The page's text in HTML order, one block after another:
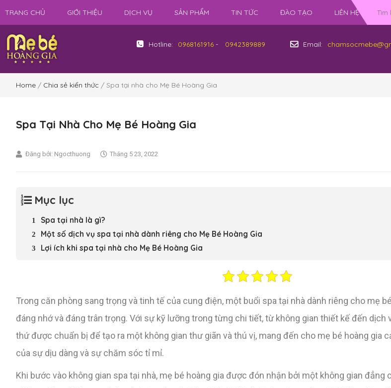
TRANG CHỦ GIỚI THIỆU DỊCH VỤ SẢN PHẨM TIN TỨC ĐÀO TẠO LIÊN HỆ
Hotline: 0968161916- 0942389889 Email:
Home / Chia sẻ kiến thức / Spa tại nhà cho Mẹ Bé Hoàng Gia
Spa Tại Nhà Cho Mẹ Bé Hoàng Gia
Đăng bởi: Ngocthuong Tháng 5 23, 2022
Mục lục
Spa tại nhà là gì?
Một số dịch vụ spa tại nhà dành riêng cho Mẹ Bé Hoàng Gia
Lợi ích khi spa tại nhà cho Mẹ Bé Hoàng Gia
Trong căn phòng sang trọng và tinh tế của cung điện, một buổi spa tại nhà dành riêng cho mẹ
đáng nhớ và đáng trân trọng. Với sự kỹ lưỡng trong từng chi tiết, từ không gian thiết kế đến dịch
thứ được chuẩn bị để tạo ra một không gian thư giãn và thú vị, mang đến cho mẹ bé hoàng gia
của sự dịu dàng và sự chăm sóc tỉ mỉ.
Khi bước vào không gian spa tại nhà, mẹ bé hoàng gia được đón nhận bởi một không gian đẳng